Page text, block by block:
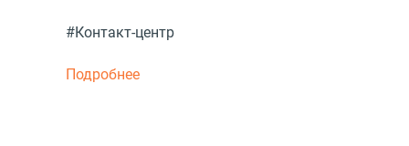
#Контакт-центр
Подробнее